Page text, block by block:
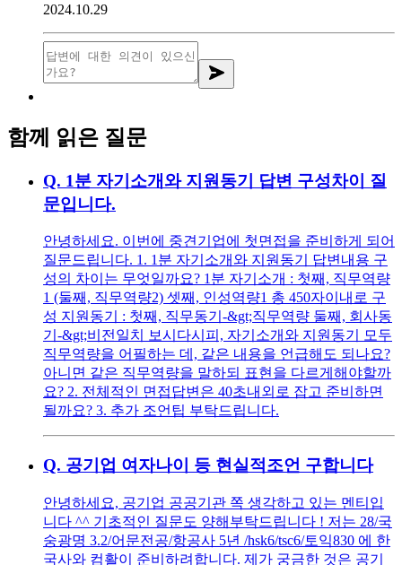
2024.10.29
함께 읽은 질문
Q. 1분 자기소개와 지원동기 답변 구성차이 질
문입니다.
안녕하세요. 이번에 중견기업에 첫면접을 준비하게 되어
질문드립니다. 1. 1분 자기소개와 지원동기 답변내용 구
성의 차이는 무엇일까요? 1분 자기소개 : 첫째, 직무역량
1 (둘째, 직무역량2) 셋째, 인성역량1 총 450자이내로 구
성 지원동기 : 첫째, 직무동기-&gt;직무역량 둘째, 회사동
기-&gt;비전일치 보시다시피, 자기소개와 지원동기 모두
직무역량을 어필하는 데, 같은 내용을 언급해도 되나요?
아니면 같은 직무역량을 말하되 표현을 다르게해야할까
요? 2. 전체적인 면접답변은 40초내외로 잡고 준비하면
될까요? 3. 추가 조언팁 부탁드립니다.
Q. 공기업 여자나이 등 현실적조언 구합니다
안녕하세요, 공기업 공공기관 쪽 생각하고 있는 멘티입
니다 ^^ 기초적인 질문도 양해부탁드립니다 ! 저는 28/국
숭광명 3.2/어문전공/항공사 5년 /hsk6/tsc6/토익830 에 한
국사와 컴활이 준비하려합니다. 제가 궁금한 것은 공기